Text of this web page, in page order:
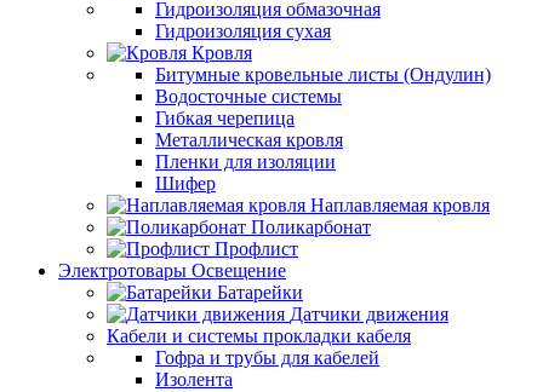
Гидроизоляция обмазочная
Гидроизоляция сухая
Кровля
Битумные кровельные листы (Ондулин)
Водосточные системы
Гибкая черепица
Металлическая кровля
Пленки для изоляции
Шифер
Наплавляемая кровля
Поликарбонат
Профлист
Электротовары Освещение
Батарейки
Датчики движения
Кабели и системы прокладки кабеля
Гофра и трубы для кабелей
Изолента